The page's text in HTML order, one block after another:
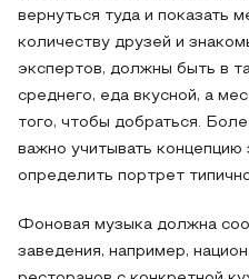
вернуться туда и показать
количеству друзей и
экспертов, должны быть в
среднего, еда вкусной, а
того, чтобы добраться.
важно учитывать концепцию
определить портрет
Фоновая музыка должна
заведения, например,